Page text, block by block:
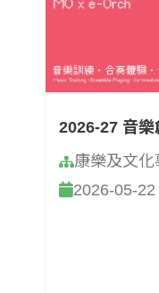
2026-27 音樂
康樂及文
2026-05-